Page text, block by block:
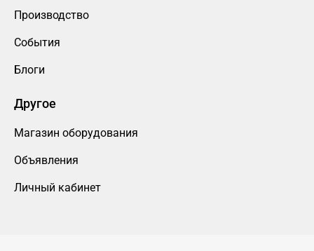
Производство
События
Блоги
Другое
Магазин оборудования
Объявления
Личный кабинет